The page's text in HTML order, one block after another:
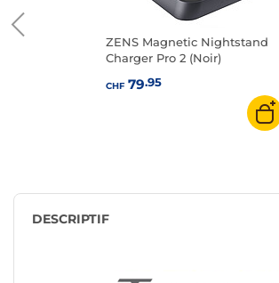
ZENS Magnetic Nightstand
Charger Pro 2 (Noir)
CHF79.95
DESCRIPTIF